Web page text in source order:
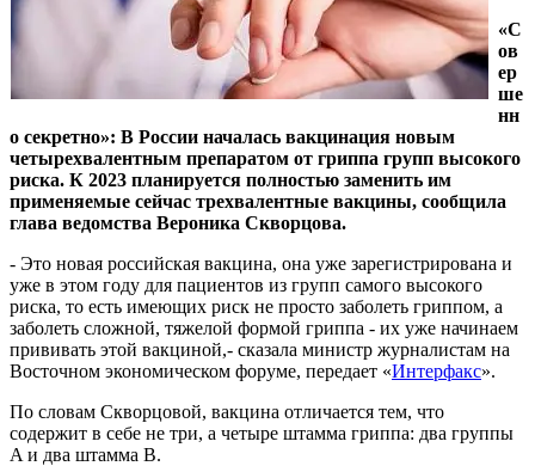
«С
ов
ер
ше
нн
о секретно»: В России началась вакцинация новым
четырехвалентным препаратом от гриппа групп высокого
риска. К 2023 планируется полностью заменить им
применяемые сейчас трехвалентные вакцины, сообщила
глава ведомства Вероника Скворцова.
- Это новая российская вакцина, она уже зарегистрирована и
уже в этом году для пациентов из групп самого высокого
риска, то есть имеющих риск не просто заболеть гриппом, а
заболеть сложной, тяжелой формой гриппа - их уже начинаем
прививать этой вакциной,- сказала министр журналистам на
Восточном экономическом форуме, передает «Интерфакс».
По словам Скворцовой, вакцина отличается тем, что
содержит в себе не три, а четыре штамма гриппа: два группы
A и два штамма B.